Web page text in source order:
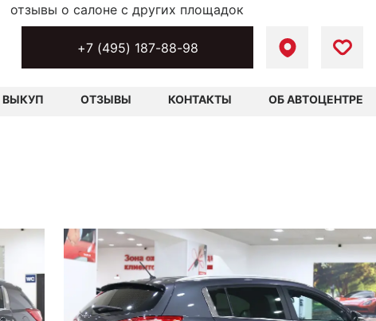
+7 (495) 187-88-98
ВЫКУП ОТЗЫВЫ КОНТАКТЫ ОБ АВТОЦЕНТРЕ
отзывы о салоне с других площадок